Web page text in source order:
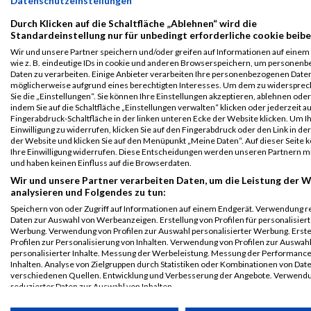
2017
Veranstaltung Stnr
First
Name
Last
Name
Jahr NationVereinNet
Spoki
Summerstagelauf
Lauf über 1200m
466 Viktoria TINHOF 2003 AUT
Legende:
GPos = Geschlechter Position, KPos = Kategorie Position, TPos =
Team Position, DNS = Did not start, DNF = Did not finish, DQ =
Disqualifiziert
Durch Klicken auf die Schaltfläche „Ablehnen“ wird die
Standardeinstellung nur für unbedingt erforderliche cookie
Wir und unsere Partner speichern und/oder greifen auf Informationen auf einem
wie z. B. eindeutige IDs in cookie und anderen Browserspeichern, um
Daten zu verarbeiten. Einige Anbieter verarbeiten Ihre personenbezogenen
möglicherweise aufgrund eines berechtigten Interesses. Um dem zu
Sie die „Einstellungen“. Sie können Ihre Einstellungen akzeptieren, ablehnen
indem Sie auf die Schaltfläche „Einstellungen verwalten“ klicken oder jederzeit
Fingerabdruck-Schaltfläche in der linken unteren Ecke der Website klicken. Um
Einwilligung zu widerrufen, klicken Sie auf den Fingerabdruck oder den Link in
der Website und klicken Sie auf den Menüpunkt „Meine Daten“. Auf dieser Seite
Ihre Einwilligung widerrufen. Diese Entscheidungen werden unseren Partnern
und haben keinen Einfluss auf die Browserdaten.
Wir und unsere Partner verarbeiten Daten, um die Leistung der
analysieren und Folgendes zu tun:
Speichern von oder Zugriff auf Informationen auf einem Endgerät. Verwendung
Daten zur Auswahl von Werbeanzeigen. Erstellung von Profilen für
Werbung. Verwendung von Profilen zur Auswahl personalisierter Werbung.
Profilen zur Personalisierung von Inhalten. Verwendung von Profilen zur Auswahl
personalisierter Inhalte. Messung der Werbeleistung. Messung der
Inhalten. Analyse von Zielgruppen durch Statistiken oder Kombinationen von
verschiedenen Quellen. Entwicklung und Verbesserung der Angebote.
reduzierter Daten zur Auswahl von Inhalten.
werden.